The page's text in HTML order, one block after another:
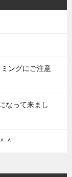
ングにご注意
なって来まし
＾